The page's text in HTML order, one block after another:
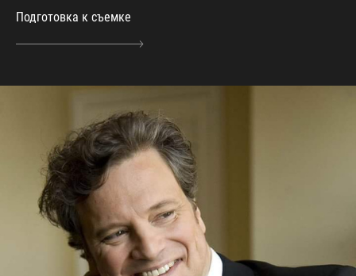
Подготовка к съемке